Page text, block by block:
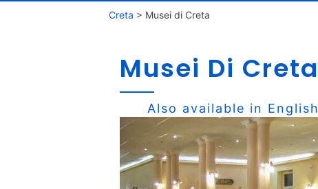
Creta > Musei di Creta
Musei Di Creta
Also available in English